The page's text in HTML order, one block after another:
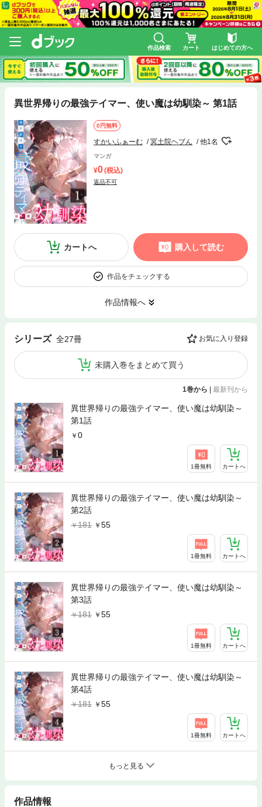
作品検索 カート はじめての方へ
異世界帰りの最強テイマー、使い魔は幼馴染～ 第1話
0円無料
すかいふぁーむ 冥土院ヘブん 他1名
マンガ
0(税込)
返品不可
カートへ 購入して読む
作品をチェックする
作品情報へ
シリーズ 全27冊 お気に入り登録
未購入巻をまとめて買う
1巻から | 最新刊から
異世界帰りの最強テイマー、使い魔は幼馴染～
第1話
0
1冊無料 カートへ
異世界帰りの最強テイマー、使い魔は幼馴染～
第2話
181
55
1冊無料 カートへ
異世界帰りの最強テイマー、使い魔は幼馴染～
第3話
181
55
1冊無料 カートへ
異世界帰りの最強テイマー、使い魔は幼馴染～
第4話
181
55
1冊無料 カートへ
もっと見る
作品情報